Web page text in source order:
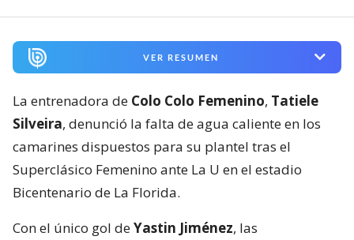
VER RESUMEN
La entrenadora de Colo Colo Femenino, Tatiele
Silveira, denunció la falta de agua caliente en los
camarines dispuestos para su plantel tras el
Superclásico Femenino ante La U en el estadio
Bicentenario de La Florida.
Con el único gol deYastin Jiménez, las